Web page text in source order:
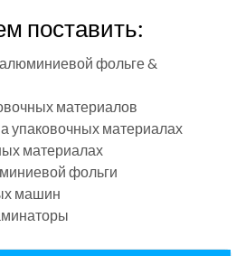
поставить:
фольге &
материалов
упаковочных материалах
материалах
фольги
машин